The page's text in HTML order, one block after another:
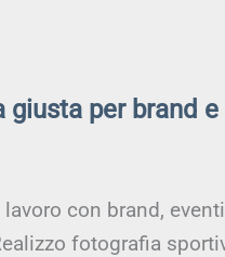
giusta per brand
lavoro con brand,
fotografia